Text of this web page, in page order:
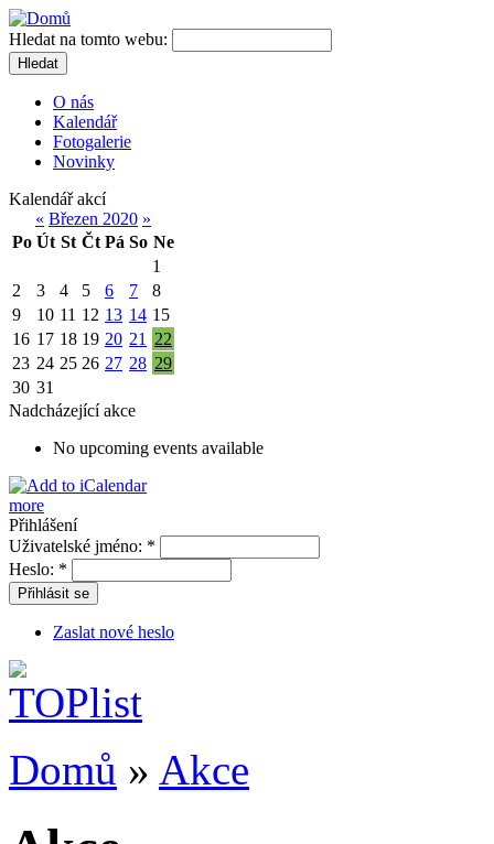
Hledat na tomto webu:
Hledat
O nás
Kalendář
Fotogalerie
Novinky
Kalendář akcí
« Březen 2020 »
Po Út St Čt Pá So Ne
1
2
3 4 5 6 7
8
9
10 11 12 13 14 15
16 17 18 19 20 21
22
23 24 25 26 27 28 29
30 31
Nadcházející akce
No upcoming events available
more
Přihlášení
Uživatelské jméno: *
Heslo: *
Přihlásit se
Zaslat nové heslo
Domů » Akce